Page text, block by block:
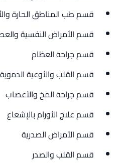
قسم طب المناطق الحارة
قسم الأمراض النفسية
قسم جراحة العظام
قسم القلب والأوعية الدموية
قسم جراحة المخ والأعصاب
قسم علاج الأورام بالإشعاع
قسم الأمراض الصدرية
قسم القلب والصدر